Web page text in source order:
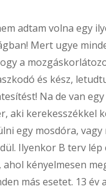
adtam volna egy
Mert ugye
a
és kész,
Na de van
aki kerekesszékkel
egy mosdóra,
Ilyenkor B terv lép
ahol kényelmesen
más esetet. 13 év